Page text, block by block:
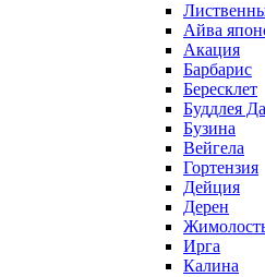
Айва
Акация
Барбарис
Бересклет
Буддлея
Бузина
Вейгела
Гортензия
Дейция
Дерен
Ирга
Калина